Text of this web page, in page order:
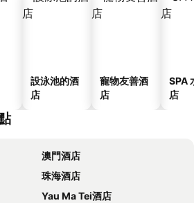
設泳池的酒
店
寵物友善酒
店
SPA
店
澳門酒店
珠海酒店
Yau Ma Tei酒店